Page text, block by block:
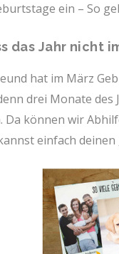
ein – So
das Jahr nicht
hat im März
drei Monate
Da können wir
einfach